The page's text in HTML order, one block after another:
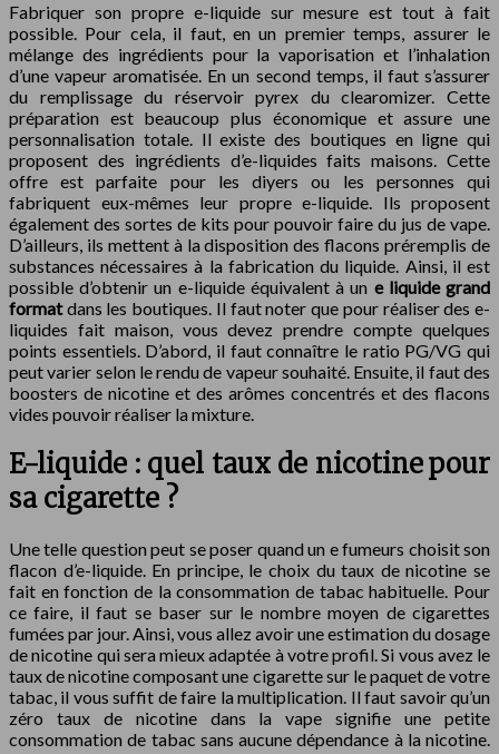
Fabriquer son propre e-liquide sur mesure est tout à fait
possible. Pour cela, il faut, en un premier temps, assurer le
mélange des ingrédients pour la vaporisation et l’inhalation
d’une vapeur aromatisée. En un second temps, il faut s’assurer
du remplissage du réservoir pyrex du clearomizer. Cette
préparation est beaucoup plus économique et assure une
personnalisation totale. Il existe des boutiques en ligne qui
proposent des ingrédients d’e-liquides faits maisons. Cette
offre est parfaite pour les diyers ou les personnes qui
fabriquent eux-mêmes leur propre e-liquide. Ils proposent
également des sortes de kits pour pouvoir faire du jus de vape.
D’ailleurs, ils mettent à la disposition des flacons préremplis de
substances nécessaires à la fabrication du liquide. Ainsi, il est
possible d’obtenir un e-liquide équivalent à un e liquide grand
formatdans les boutiques. Il faut noter que pour réaliser des e-
liquides fait maison, vous devez prendre compte quelques
points essentiels. D’abord, il faut connaître le ratio PG/VG qui
peut varier selon le rendu de vapeur souhaité. Ensuite, il faut des
boosters de nicotine et des arômes concentrés et des flacons
vides pouvoir réaliser la mixture.
E-liquide : quel taux de nicotine pour
sa cigarette ?
Une telle question peut se poser quand un e fumeurs choisit son
flacon d’e-liquide. En principe, le choix du taux de nicotine se
fait en fonction de la consommation de tabac habituelle. Pour
ce faire, il faut se baser sur le nombre moyen de cigarettes
fumées par jour. Ainsi, vous allez avoir une estimation du dosage
de nicotine qui sera mieux adaptée à votre profil. Si vous avez le
taux de nicotine composant une cigarette sur le paquet de votre
tabac, il vous suffit de faire la multiplication. Il faut savoir qu’un
zéro taux de nicotine dans la vape signifie une petite
consommation de tabac sans aucune dépendance à la nicotine.